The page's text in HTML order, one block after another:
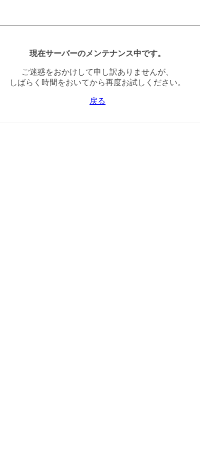
現在サーバーのメンテナンス中です。
ご迷惑をおかけして申し訳ありませんが、
しばらく時間をおいてから再度お試しください。
戻る